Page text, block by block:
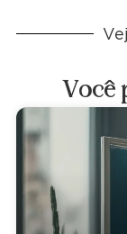
Você